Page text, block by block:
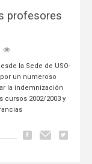
profesores
la Sede de USO-
por un numeroso
la indemnización
cursos 2002/2003 y